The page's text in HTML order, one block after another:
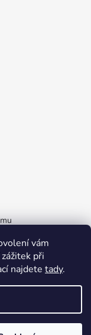
vám
při
najdete tady.
vyhrazena.Upravit